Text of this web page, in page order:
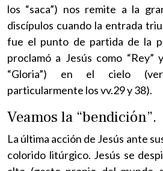
los “saca”) nos remite a la
discípulos cuando la entrada
fue el punto de partida de la
proclamó a Jesús como “Rey”
“Gloria”) en el cielo
particularmente los vv.29 y 38).
Veamos la “bendición”.
La última acción de Jesús ante
colorido litúrgico. Jesús se